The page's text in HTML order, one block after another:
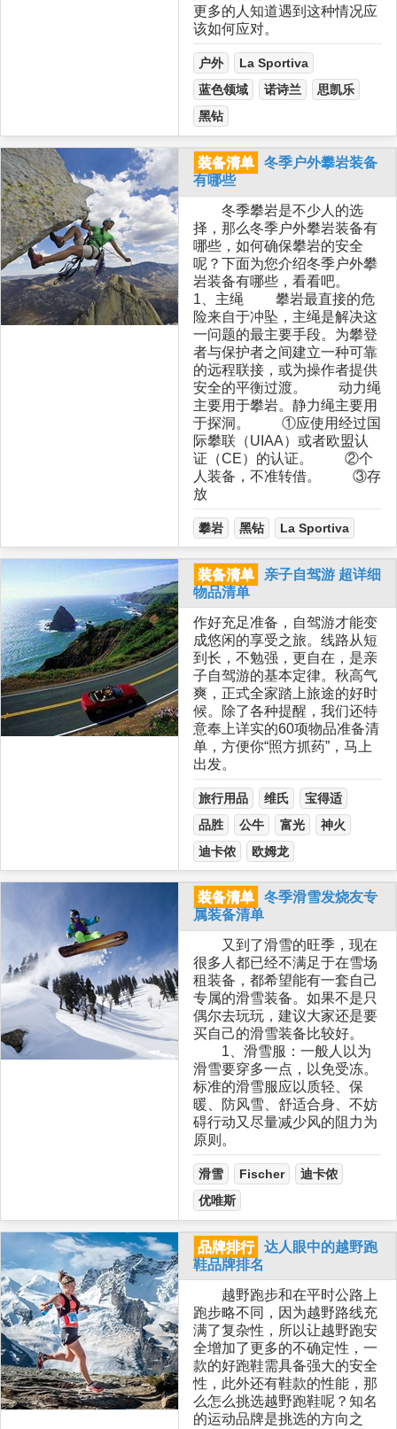
更多的人知道遇到这种情况应
该如何应对。
户外
La Sportiva
蓝色领域
诺诗兰
思凯乐
黑钻
装备清单
冬季户外攀岩装备
有哪些
冬季攀岩是不少人的选
择，那么冬季户外攀岩装备有
哪些，如何确保攀岩的安全
呢？下面为您介绍冬季户外攀
岩装备有哪些，看看吧。
1、主绳 攀岩最直接的危
险来自于冲坠，主绳是解决这
一问题的最主要手段。为攀登
者与保护者之间建立一种可靠
的远程联接，或为操作者提供
安全的平衡过渡。 动力绳
主要用于攀岩。静力绳主要用
于探洞。 ①应使用经过国
际攀联（UIAA）或者欧盟认
证（CE）的认证。 ②个
人装备，不准转借。 ③存
放
攀岩 黑钻 La Sportiva
装备清单
亲子自驾游 超详细
物品清单
作好充足准备，自驾游才能变
成悠闲的享受之旅。线路从短
到长，不勉强，更自在，是亲
子自驾游的基本定律。秋高气
爽，正式全家踏上旅途的好时
候。除了各种提醒，我们还特
意奉上详实的60项物品准备清
单，方便你“照方抓药”，马上
出发。
旅行用品 维氏
宝得适
品胜
公牛 富光
神火
迪卡侬
欧姆龙
装备清单
冬季滑雪发烧友专
属装备清单
又到了滑雪的旺季，现在
很多人都已经不满足于在雪场
租装备，都希望能有一套自己
专属的滑雪装备。如果不是只
偶尔去玩玩，建议大家还是要
买自己的滑雪装备比较好。
1、滑雪服：一般人以为
滑雪要穿多一点，以免受冻。
标准的滑雪服应以质轻、保
暖、防风雪、舒适合身、不妨
碍行动又尽量减少风的阻力为
原则。
滑雪 Fischer
迪卡侬
优唯斯
品牌排行
达人眼中的越野跑
鞋品牌排名
越野跑步和在平时公路上
跑步略不同，因为越野路线充
满了复杂性，所以让越野跑安
全增加了更多的不确定性，一
款的好跑鞋需具备强大的安全
性，此外还有鞋款的性能，那
么怎么挑选越野跑鞋呢？知名
的运动品牌是挑选的方向之